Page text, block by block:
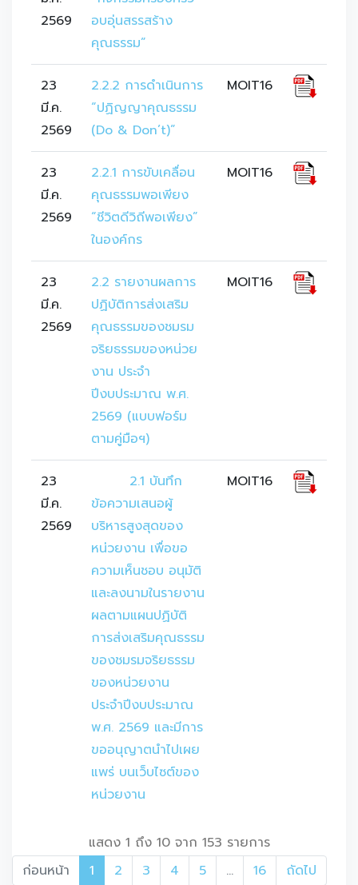
2569
อบอุ่นสรรสร้าง
คุณธรรม”
23
มี.ค.
2569
2.2.2 การดำเนินการ
“ปฏิญญาคุณธรรม
(Do & Don’t)”
MOIT16
23
มี.ค.
2569
2.2.1 การขับเคลื่อน
คุณธรรมพอเพียง
“ชีวิตดีวิถีพอเพียง”
ในองค์กร
MOIT16
23
มี.ค.
2569
2.2 รายงานผลการ
ปฏิบัติการส่งเสริม
คุณธรรมของชมรม
จริยธรรมของหน่วย
งาน ประจำ
ปีงบประมาณ พ.ศ.
2569 (แบบฟอร์ม
ตามคู่มือฯ)
MOIT16
23
มี.ค.
2569
ข้อความเสนอผู้
บริหารสูงสุดของ
หน่วยงาน เพื่อขอ
ความเห็นชอบ อนุมัติ
และลงนามในรายงาน
ผลตามแผนปฏิบัติ
การส่งเสริมคุณธรรม
ของชมรมจริยธรรม
ของหน่วยงาน
ประจำปีงบประมาณ
พ.ศ. 2569 และมีการ
ขออนุญาตนำไปเผย
แพร่ บนเว็บไซต์ของ
หน่วยงาน
MOIT16
แสดง 1 ถึง 10 จาก 153 รายการ
ก่อนหน้า
1 2 3 4 5 … 16 ถัดไป